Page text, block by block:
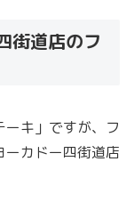
街道店のフ
キ」ですが、フ
ーカドー四街道店